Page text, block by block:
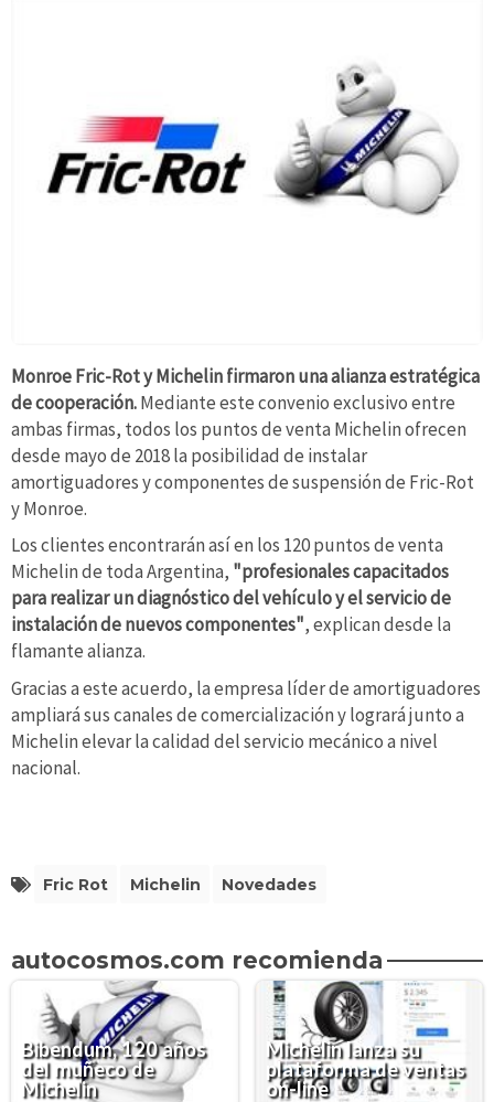
Monroe Fric-Rot y Michelinfirmaron una alianza estratégica
de cooperación.Mediante este convenio exclusivo entre
ambas firmas, todos los puntos de venta Michelin ofrecen
desde mayo de 2018 la posibilidad de instalar
amortiguadores y componentes de suspensión de Fric-Rot
y Monroe.
Los clientes encontrarán así en los 120 puntos de venta
Michelin de toda Argentina, "profesionales capacitados
para realizar un diagnóstico del vehículo y el servicio de
instalación de nuevos componentes", explican desde la
flamante alianza.
Gracias a este acuerdo, la empresa líder de amortiguadores
ampliará sus canales de comercialización y logrará junto a
Michelin elevar la calidad del servicio mecánico a nivel
nacional.
Fric Rot Michelin Novedades
autocosmos.com recomienda
Bibendum, 120 años
del muñeco de
Michelin
Michelin lanza su
plataforma de ventas
on-line